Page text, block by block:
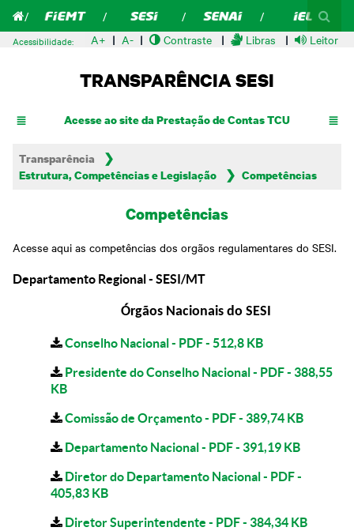
Acessibilidade: A+ A- Contraste Libras Leitor
TRANSPARÊNCIA SESI
Acesse ao site da Prestação de Contas TCU
Transparência
Estrutura, Competências e Legislação
Competências
Competências
Acesse aqui as competências dos orgãos regulamentares do SESI.
Departamento Regional - SESI/MT
Órgãos Nacionais do SESI
Conselho Nacional - PDF - 512,8 KB
Presidente do Conselho Nacional - PDF - 388,55
KB
Comissão de Orçamento - PDF - 389,74 KB
Departamento Nacional - PDF - 391,19 KB
Diretor do Departamento Nacional - PDF -
405,83 KB
Diretor Superintendente - PDF - 384,34 KB